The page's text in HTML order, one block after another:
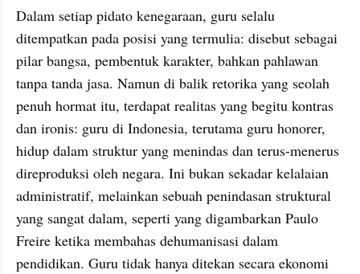
Dalam setiap pidato kenegaraan, guru selalu
ditempatkan pada posisi yang termulia: disebut sebagai
pilar bangsa, pembentuk karakter, bahkan pahlawan
tanpa tanda jasa. Namun di balik retorika yang seolah
penuh hormat itu, terdapat realitas yang begitu kontras
dan ironis: guru di Indonesia, terutama guru honorer,
hidup dalam struktur yang menindas dan terus-menerus
direproduksi oleh negara. Ini bukan sekadar kelalaian
administratif, melainkan sebuah penindasan struktural
yang sangat dalam, seperti yang digambarkan Paulo
Freire ketika membahas dehumanisasi dalam
pendidikan. Guru tidak hanya ditekan secara ekonomi